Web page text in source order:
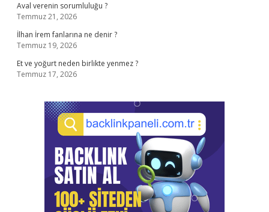
Aval verenin sorumluluğu ?
Temmuz 21, 2026
İlhan İrem fanlarına ne denir ?
Temmuz 19, 2026
Et ve yoğurt neden birlikte yenmez ?
Temmuz 17, 2026